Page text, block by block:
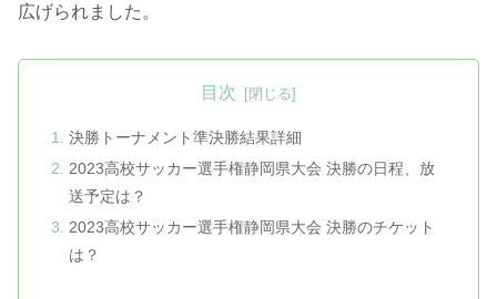
広げられました。
目次
決勝トーナメント準決勝結果詳細
2023高校サッカー選手権静岡県大会 決勝の日程、放
送予定は？
2023高校サッカー選手権静岡県大会 決勝のチケット
は？